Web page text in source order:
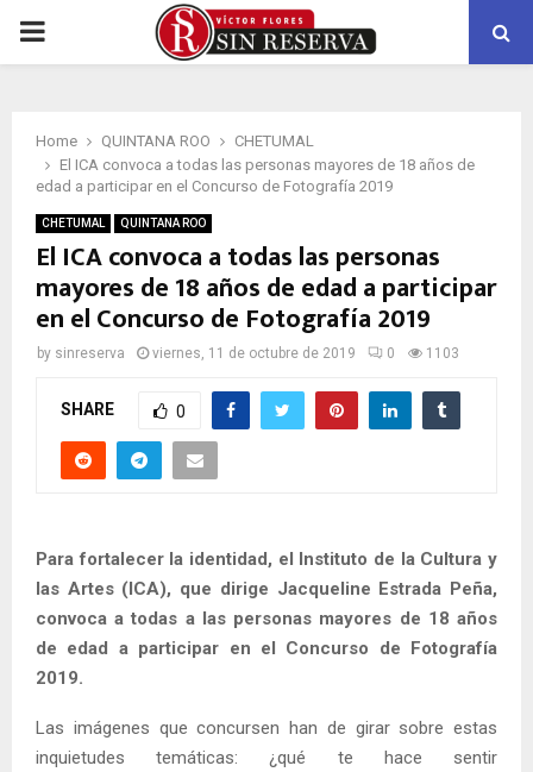
PRIMARY
Home QUINTANA ROO
CHETUMAL
El ICA convoca a todas las personas mayores de 18 años de
edad a participar en el Concurso de Fotografía 2019
CHETUMAL QUINTANA ROO
El ICA convoca a todas las personas
mayores de 18 años de edad a participar
en el Concurso de Fotografía 2019
by sinreserva viernes, 11 de octubre de 2019 0 1103
SHARE 0
Para fortalecer la identidad, el Instituto de la Cultura y
las Artes (ICA), que dirige Jacqueline Estrada Peña,
convoca a todas a las personas mayores de 18 años
de edad a participar en el Concurso de Fotografía
2019.
Las imágenes que concursen han de girar sobre estas
inquietudes temáticas: ¿qué te hace sentir